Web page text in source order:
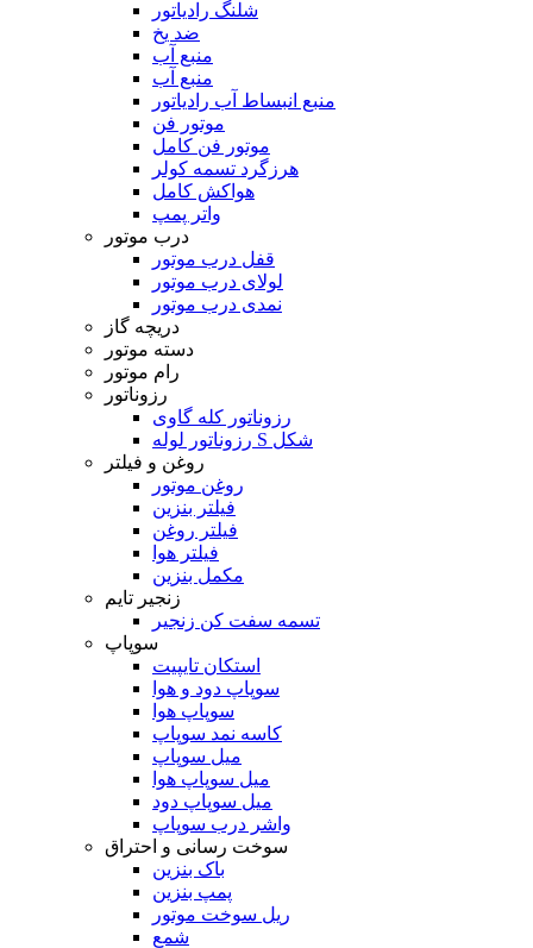
شلنگ رادیاتور
ضد یخ
منبع آب
منبع آب
منبع انبساط آب رادیاتور
موتور فن
موتور فن کامل
هرزگرد تسمه کولر
هواکش کامل
واتر پمپ
درب موتور
قفل درب موتور
لولای درب موتور
نمدی درب موتور
دریچه گاز
دسته موتور
رام موتور
رزوناتور
رزوناتور کله گاوی
رزوناتور لوله S شکل
روغن و فیلتر
روغن موتور
فیلتر بنزین
فیلتر روغن
فیلتر هوا
مکمل بنزین
زنجیر تایم
تسمه سفت کن زنجیر
سوپاپ
استکان تایپیت
سوپاپ دود و هوا
سوپاپ هوا
کاسه نمد سوپاپ
میل سوپاپ
میل سوپاپ هوا
میل سوپاپ دود
واشر درب سوپاپ
سوخت رسانی و احتراق
باک بنزین
پمپ بنزین
ریل سوخت موتور
شمع